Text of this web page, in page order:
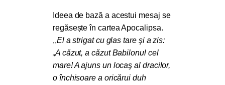
Ideea de bază a acestui mesaj se
regăsește în cartea Apocalipsa.
,,El a strigat cu glas tare şi a zis:
„A căzut, a căzut Babilonul cel
mare! A ajuns un locaş al dracilor,
o închisoare a oricărui duh